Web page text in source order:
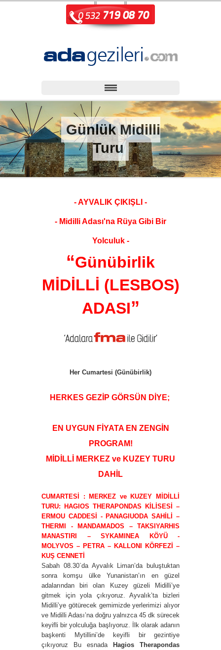
Günlük Midilli
Turu
- AYVALIK ÇIKIŞLI -
- Midilli Adası'na Rüya Gibi Bir
Yolculuk -
“Günübirlik
MİDİLLİ (LESBOS)
ADASI”
Her Cumartesi (Günübirlik)
HERKES GEZİP GÖRSÜN DİYE;
EN UYGUN FİYATA EN ZENGİN
PROGRAM!
MİDİLLİ MERKEZ ve KUZEY TURU
DAHİL
CUMARTESİ : MERKEZ ve KUZEY MİDİLLİ
TURU: HAGIOS THERAPONDAS KİLİSESİ –
ERMOU CADDESİ - PANAGIUODA SAHİLİ –
THERMI - MANDAMADOS – TAKSIYARHIS
MANASTIRI – SYKAMINEA KÖYÜ -
MOLYVOS – PETRA – KALLONI KÖRFEZİ –
KUŞ CENNETİ
Sabah 08.30`da Ayvalık Liman’da buluştuktan
sonra komşu ülke Yunanistan’ın en güzel
adalarından biri olan Kuzey güzeli Midilli’ye
gitmek için yola çıkıyoruz. Ayvalık’ta bizleri
Midilli’ye götürecek gemimizde yerlerimizi alıyor
ve Midilli Adası’na doğru yalnızca 45 dk sürecek
keyifli bir yolculuğa başlıyoruz. İlk olarak adanın
başkenti Mytillini’de keyifli bir gezintiye
çıkıyoruz Bu esnada
Hagios Therapondas